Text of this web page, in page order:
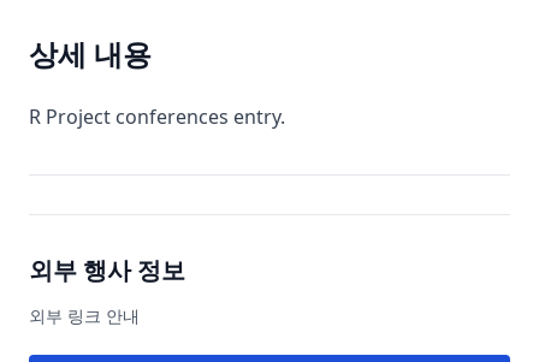
상세 내용
R Project conferences entry.
외부 행사 정보
외부 링크 안내